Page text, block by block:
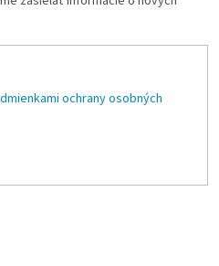
v
y
p
ochrany osobných